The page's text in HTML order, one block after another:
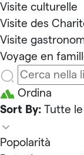
Visite culturelle
Visite des
Visite
Voyage en
Ordina
Sort By: Tutte
Popolarità